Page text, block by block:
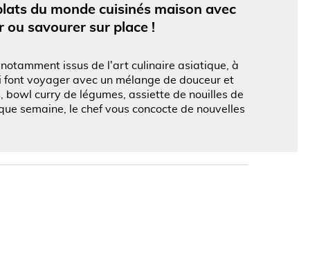
du monde cuisinés maison avec
savourer sur place !
issus de l'art culinaire asiatique, à
voyager avec un mélange de douceur et
bowl curry de légumes, assiette de nouilles de
semaine, le chef vous concocte de nouvelles